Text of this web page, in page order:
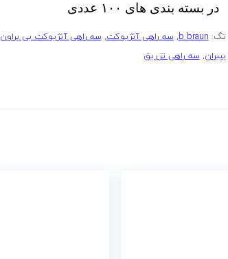
در بسته بندی های ۱۰۰ عددی
تگ:b braun
,سه راهی آنژیوکت,سه راهی آنژیوکت بی براون
بیبران,سه راهی تزریق